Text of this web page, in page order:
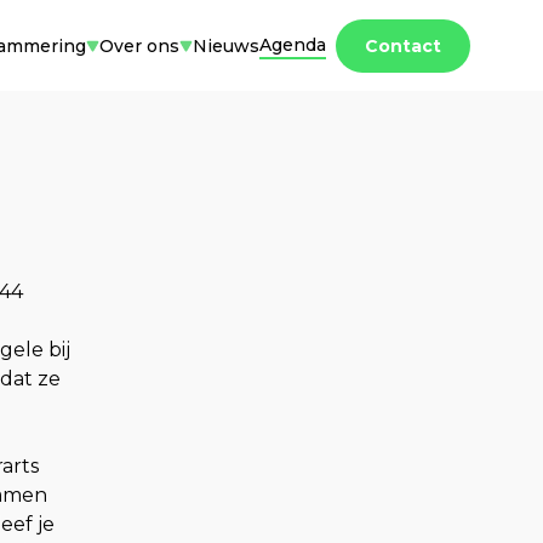
Over ons NieuwsAgenda Contact
bij
ze
je